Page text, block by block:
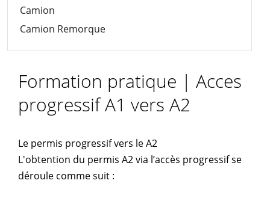
Camion
Camion Remorque
Formation pratique | Acces
progressif A1 vers A2
Le permis progressif vers le A2
L'obtention du permis A2 via l’accès progressif se
déroule comme suit :